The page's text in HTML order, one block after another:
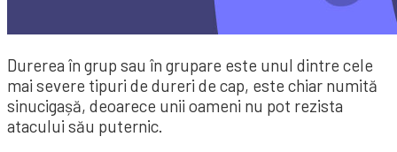
Durerea în grup sau în grupare este unul dintre cele
mai severe tipuri de dureri de cap, este chiar numită
sinucigașă, deoarece unii oameni nu pot rezista
atacului său puternic.